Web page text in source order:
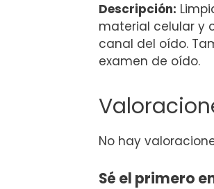
Descripción:
material celular y
canal del oído.
examen de oído.
No hay
Sé el primero